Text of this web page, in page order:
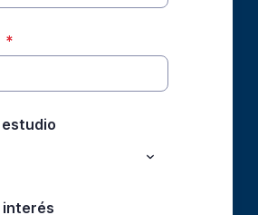
*
estudio
interés